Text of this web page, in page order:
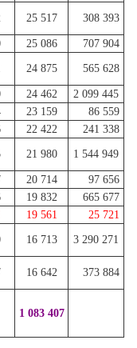
25 517 308 393
25 086 707 904
24 875 565 628
24 462
2 099 445
23 159
86 559
22 422 241 338
21 980 1 544 949
20 714
97 656
19 832
665 677
19 561 25 721
16 713 3 290 271
16 642 373 884
1 083 407